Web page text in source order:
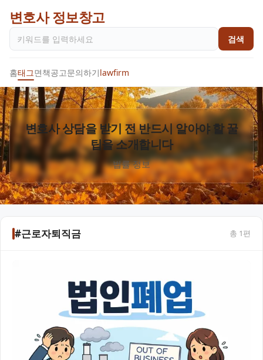
변호사 정보창고
검색
홈태그면책공고문의하기lawfirm
변호사 상담을 받기 전 반드시 알아야 할 꿀
팁을 소개합니다
법률 정보
#근로자퇴직금 총 1편